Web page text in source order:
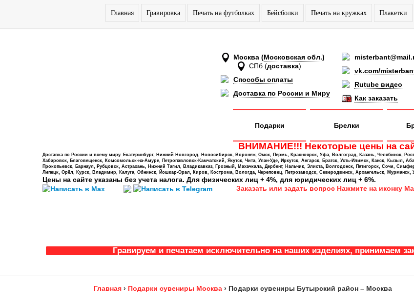
Главная Гравировка Печать на футболках Бейсболки Печать на кружках Плакетки
Москва (Московская обл.)
СПб (доставка)
Способы оплаты
Доставка по России и Миру
vk.com/
Rutube видео
Как заказать
Брелки
Подарки
ВНИМАНИЕ!!! Некоторые цены на
Доставка по России и всему миру. Екатеринбург, Нижний Новгород, Новосибирск, Воронеж, Омск, Пермь, Красноярск, Уфа, Волгоград, Казань, Челябинск,
Хабаровск, Благовещенск, Комсомольск-на-Амуре, Петропавловск-Камчатский, Якутск, Чита, Улан-Уде, Иркутск, Ангарск, Братск, Усть-Илимск, Канск, Кызыл,
Прокопьевск, Барнаул, Рубцовск, Астрахань, Нижний Тагил, Владикавказ, Грозный, Махачкала, Дербент, Нальчик, Элиста, Волгодонск, Пятигорск, Сочи,
Липецк, Орёл, Курск, Владимир, Калуга, Обнинск, Йошкар-Орал, Киров, Кострома, Вологда, Череповец, Петрозаводск, Северодвинск, Архангельск, Мурманск,
Цены на сайте указаны без учета налога. Для физических лиц + 4%, для юридических лиц + 6%.
Заказать или задать вопрос Нажмите на иконку
Гравируем и печатаем исключительно на наших изделиях, принимаем
Главная › Подарки сувениры Москва › Подарки сувениры Бутырский район – Москва